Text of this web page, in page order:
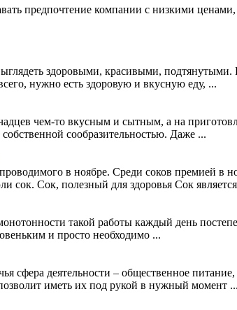
предпочтение компании с низкими
здоровыми, красивыми,
нужно есть здоровую и вкусную еду, ...
чем-то вкусным и сытным, а на
сообразительностью. Даже ...
в ноябре. Среди соков премией в
сок. Сок, полезный для здоровья Сок
такой работы каждый день
и просто необходимо ...
сфера деятельности – общественное
иметь их под рукой в нужный момент ...